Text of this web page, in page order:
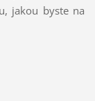
jakou byste na